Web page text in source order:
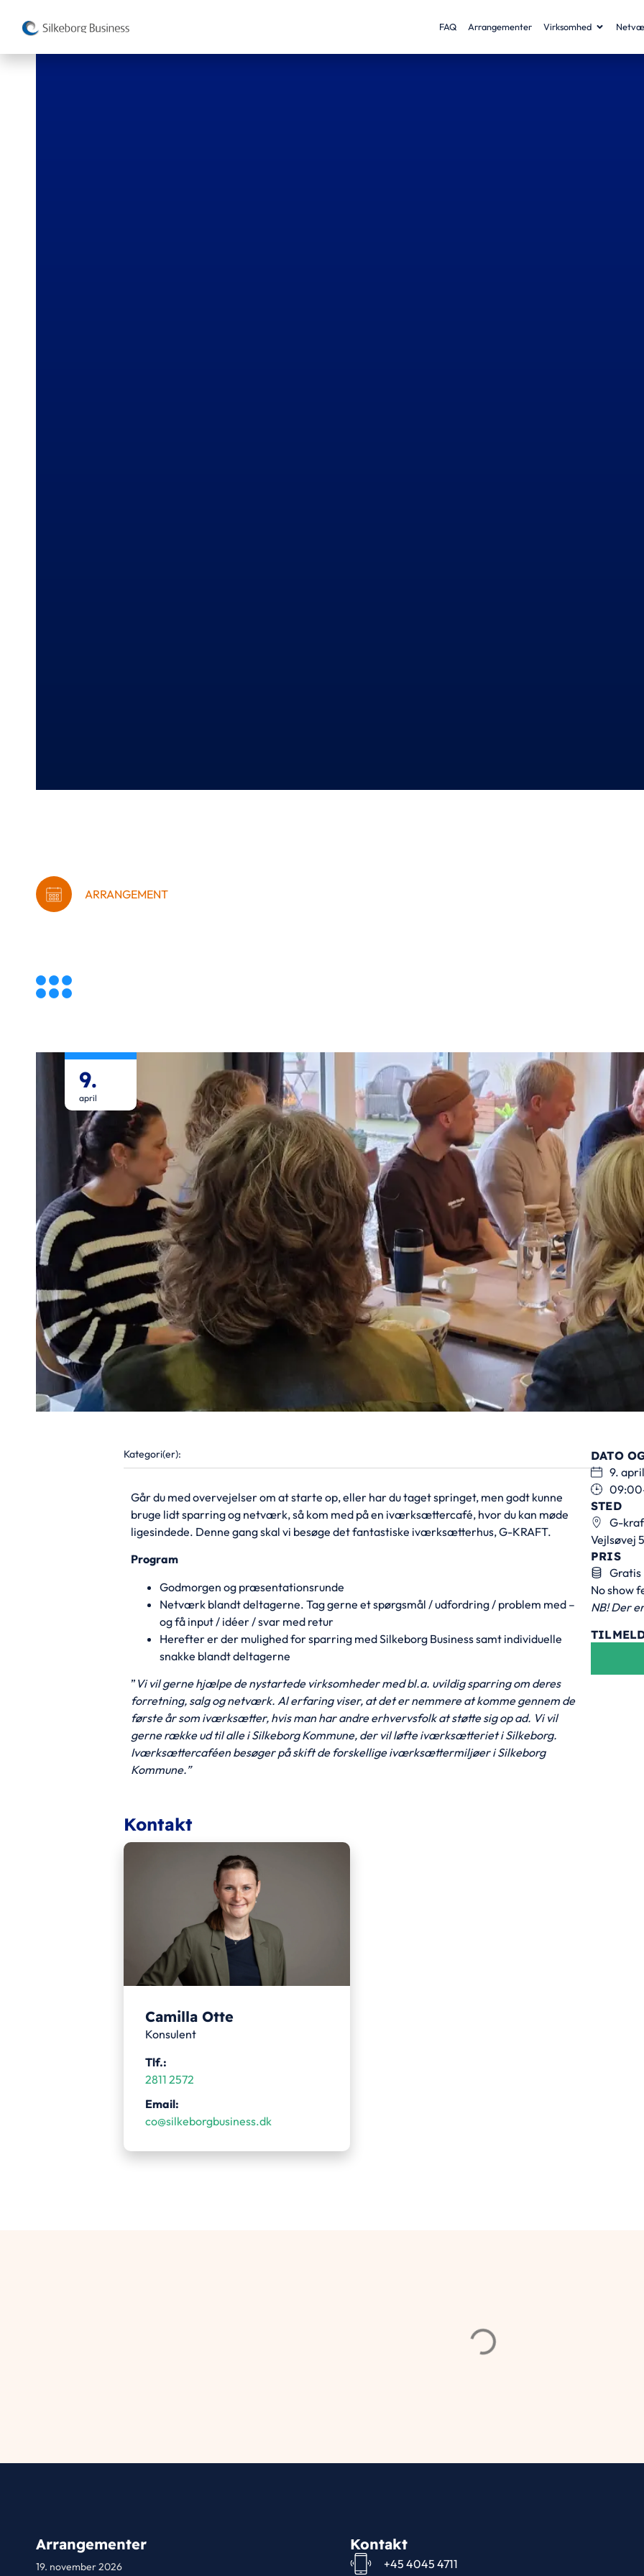
FAQ Arrangementer Virksomhed
ARRANGEMENT
9.
april
Kategori(er):
Går du med overvejelser om at starte op, eller har du taget springet, men godt kunne
bruge lidt sparring og netværk, så kom med på en iværksættercafé, hvor du kan møde
ligesindede. Denne gang skal vi besøge det fantastiske iværksætterhus, G-KRAFT.
Program
Godmorgen og præsentationsrunde
Netværk blandt deltagerne. Tag gerne et spørgsmål / udfordring / problem med –
og få input / idéer / svar med retur
Herefter er der mulighed for sparring med Silkeborg Business samt individuelle
snakke blandt deltagerne
” Vi vil gerne hjælpe de nystartede virksomheder med bl.a. uvildig sparring om deres
forretning, salg og netværk. Al erfaring viser, at det er nemmere at komme gennem de
første år som iværksætter, hvis man har andre erhvervsfolk at støtte sig op ad. Vi vil
gerne række ud til alle i Silkeborg Kommune, der vil løfte iværksætteriet i Silkeborg.
Iværksættercaféen besøger på skift de forskellige iværksættermiljøer i Silkeborg
Kommune.”
Kontakt
Camilla Otte
Konsulent
Tlf.:
2811 2572
Email:
co@silkeborgbusiness.dk
DATO
9.
09:00
STED
G-
Vejlsøvej
PRIS
Gratis
No show
NB! Der
Arrangementer
19. november 2026
Kontakt
+45 4045 4711